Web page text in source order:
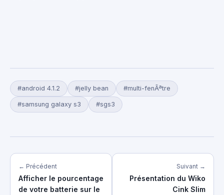
#android 4.1.2 #jelly bean #multi-fenÃªtre
#samsung galaxy s3 #sgs3
← Précédent
Afficher le pourcentage
de votre batterie sur le
Suivant →
Présentation du Wiko
Cink Slim